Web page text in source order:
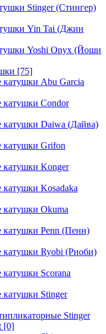
Stinger (Стингер)
Yin Tai (Джин
Yoshi Onyx (Йоши
[75]
Abu Garcia
катушки Condor
катушки Daiwa (Дайва)
катушки Grifon
катушки Konger
Kosadaka
Okuma
катушки Penn (Пенн)
катушки Ryobi (Риоби)
Scorana
Stinger
Stinger
[0]